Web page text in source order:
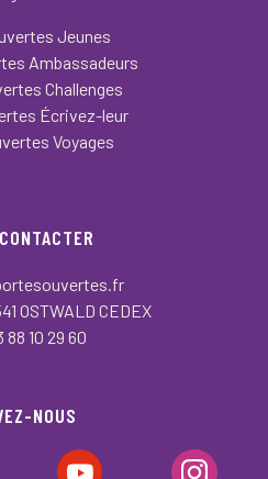
Jeunes
Ambassadeurs
Challenges
Écrivez-leur
Voyages
OSTWALD CEDEX
88 10 29 60
NOUS